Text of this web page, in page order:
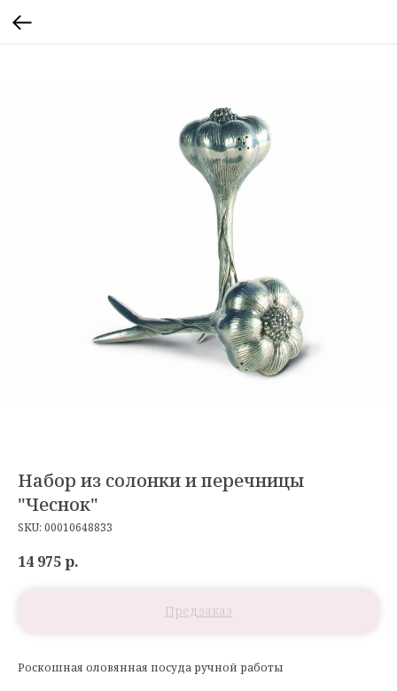
Набор из солонки и перечницы
"Чеснок"
SKU: 00010648833
14 975р.
Роскошная оловянная посуда ручной работы